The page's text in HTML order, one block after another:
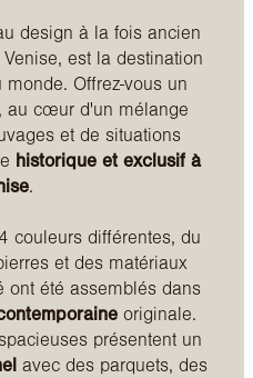
design à la fois ancien
est la destination
Offrez-vous un
au cœur d'un mélange
et de situations
historique et exclusif à
.
couleurs différentes, du
et des matériaux
ont été assemblés dans
originale.
présentent un
avec des parquets, des